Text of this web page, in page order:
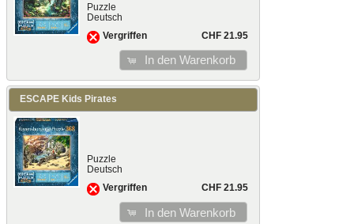
Puzzle
Deutsch
Vergriffen
CHF 21.95
In den Warenkorb
ESCAPE Kids Pirates
Puzzle
Deutsch
Vergriffen
CHF 21.95
In den Warenkorb